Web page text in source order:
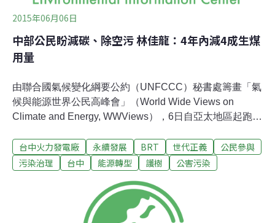
2015年06月06日
中部公民盼減碳、除空污 林佳龍：4年內減4成生煤
用量
由聯合國氣候變化綱要公約（UNFCCC）秘書處籌畫「氣
候與能源世界公民高峰會」（World Wide Views on
Climate and Energy, WWViews），6日自亞太地區起跑，
束將近9小時的馬拉松式腦力激盪後，交由歐陸、美西等
地接棒。因應氣候變遷 中部公民聚焦空污、減碳台灣由北
來自雲林、彰化、南投的民眾不畏上午的雨勢，抵達現場
為台灣的氣候將來發聲。從中部場討論結果可看出，民眾
十分關注空污及如何減碳，期待能朝永續城市、以媒體推
台中火力發電廠 永續發展 BRT 世代正義
公民參與
污染治理
台中 能源轉型 護樹 公害污染